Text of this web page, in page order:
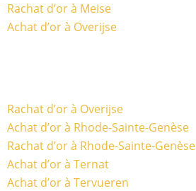
Rachat d’or à Meise
Achat d’or à Overijse
Rachat d’or à Overijse
Achat d’or à Rhode-Sainte-Genèse
Rachat d’or à Rhode-Sainte-Genèse
Achat d’or à Ternat
Achat d’or à Tervueren